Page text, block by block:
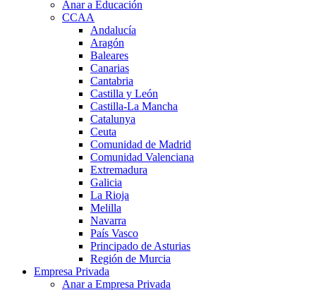
Anar a Educación
CCAA
Andalucía
Aragón
Baleares
Canarias
Cantabria
Castilla y León
Castilla-La Mancha
Catalunya
Ceuta
Comunidad de Madrid
Comunidad Valenciana
Extremadura
Galicia
La Rioja
Melilla
Navarra
País Vasco
Principado de Asturias
Región de Murcia
Empresa Privada
Anar a Empresa Privada